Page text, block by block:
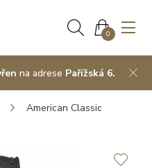
0
na adrese Pařížská 6.
American Classic